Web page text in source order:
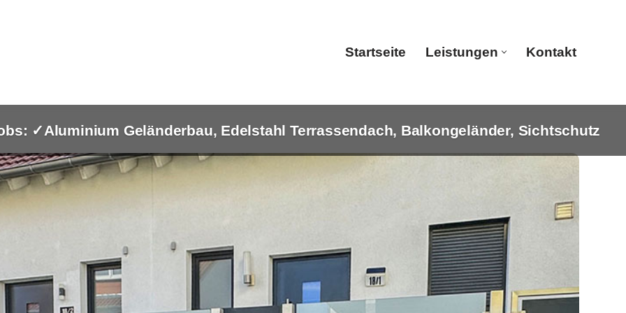
Startseite Leistungen Kontakt
✓Aluminium Geländerbau, Edelstahl Terrassendach, Balkongeländer, Sichtschutz